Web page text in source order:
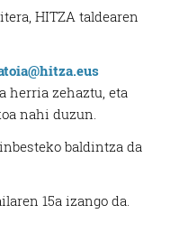
HITZA taldearen
herria zehaztu, eta
nahi duzun.
baldintza da
15a izango da.